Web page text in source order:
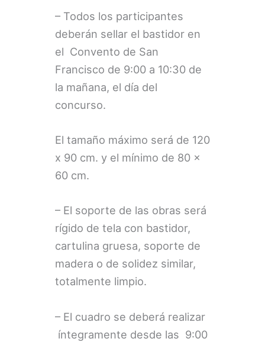
– Todos los participantes
deberán sellar el bastidor en
el Convento de San
Francisco de 9:00 a 10:30 de
la mañana, el día del
concurso.
El tamaño máximo será de 120
x 90 cm. y el mínimo de 80 x
60 cm.
– El soporte de las obras será
rígido de tela con bastidor,
cartulina gruesa, soporte de
madera o de solidez similar,
totalmente limpio.
– El cuadro se deberá realizar
íntegramente desde las 9:00